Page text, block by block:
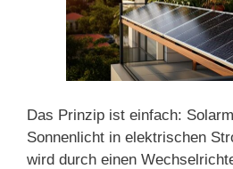
Das Prinzip ist einfach:
Sonnenlicht in elektrischen
wird durch einen